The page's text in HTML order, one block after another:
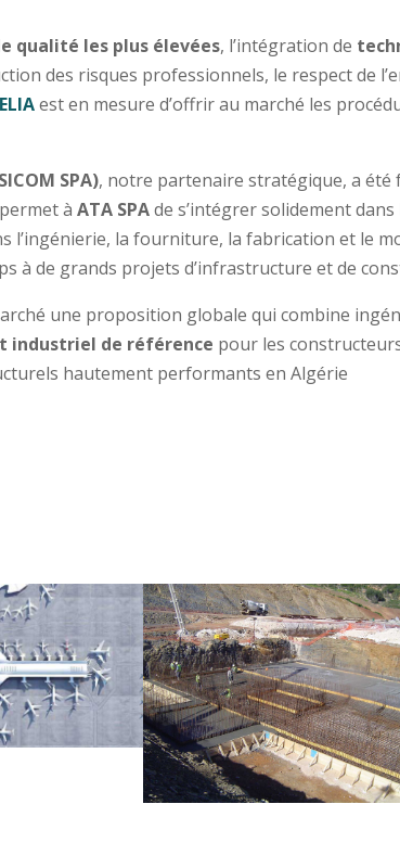
qualité les plus élevées, l’intégration de
des risques professionnels, le respect de
est en mesure d’offrir au marché les
SPA), notre partenaire stratégique, a été
àATA SPAde s’intégrer solidement
l’ingénierie, la fourniture, la fabrication et le
à de grands projets d’infrastructure et de
une proposition globale qui combine
industriel de référence pour les
hautement performants en Algérie